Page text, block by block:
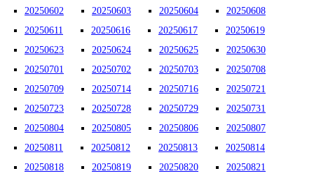
20250602
20250603 20250604
20250608
20250611
20250616 20250617
20250619
20250623
20250624 20250625
20250630
20250701
20250702 20250703
20250708
20250709
20250714 20250716
20250721
20250723
20250728 20250729
20250731
20250804
20250805 20250806
20250807
20250811
20250812 20250813
20250814
20250818
20250819 20250820
20250821